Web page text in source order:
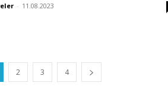
- 11.08.2023
2 3 4